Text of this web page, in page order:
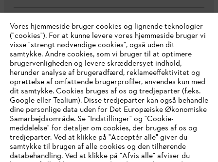
Virksomheden
STIHL FAQ
Service
IHR BROWSER WIRD NICHT
UNTERSTÜTZT
Vores hjemmeside bruger cookies og lignende teknologier
("cookies"). For at kunne levere vores hjemmeside bruger vi
visse "strengt nødvendige cookies", også uden dit
samtykke. Andre cookies, som vi bruger til at optimere
brugervenligheden og levere skræddersyet indhold,
herunder analyse af brugeradfærd, reklameeffektivitet og
oprettelse af omfattende brugerprofiler, anvendes kun med
dit samtykke. Cookies bruges af os og tredjeparter (f.eks.
Google eller Tealium). Disse tredjeparter kan også behandle
dine personlige data uden for Det Europæiske Økonomiske
Samarbejdsområde. Se "Indstillinger" og "Cookie-
meddelelse" for detaljer om cookies, der bruges af os og
tredjeparter. Ved at klikke på "Acceptér alle" giver du
samtykke til brugen af alle cookies og den tilhørende
databehandling. Ved at klikke på "Afvis alle" afviser du